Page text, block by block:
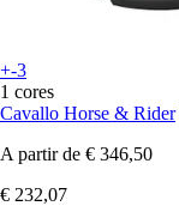
+-3
1 cores
Cavallo Horse & Rider
A partir de € 346,50
€ 232,07